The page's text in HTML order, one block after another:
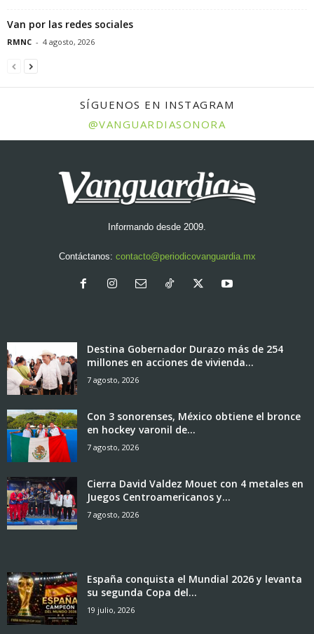
Van por las redes sociales
RMNC - 4 agosto, 2026
SÍGUENOS EN INSTAGRAM
@VANGUARDIASONORA
Informando desde 2009.
Contáctanos: contacto@periodicovanguardia.mx
Destina Gobernador Durazo más de 254
millones en acciones de vivienda...
7 agosto, 2026
Con 3 sonorenses, México obtiene el bronce
en hockey varonil de...
7 agosto, 2026
Cierra David Valdez Mouet con 4 metales en
Juegos Centroamericanos y...
7 agosto, 2026
España conquista el Mundial 2026 y levanta
su segunda Copa del...
19 julio, 2026